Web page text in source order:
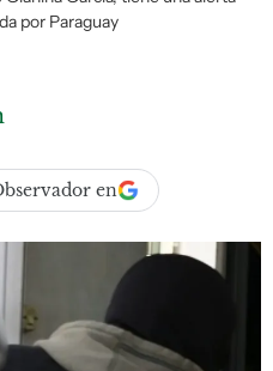
por Paraguay
en